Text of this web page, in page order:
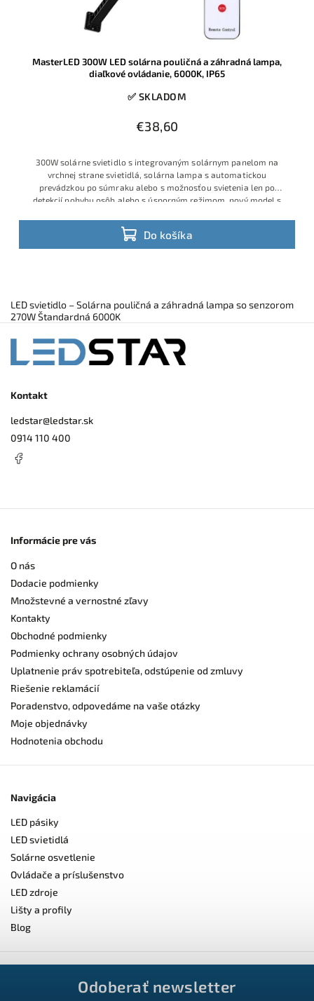
MasterLED 300W LED solárna pouličná a záhradná lampa,
diaľkové ovládanie, 6000K, IP65
✅ SKLADOM
€38,60
Do košíka
300W solárne svietidlo s integrovaným solárnym panelom na
vrchnej strane svietidlá, solárna lampa s automatickou
prevádzkou po súmraku alebo s možnosťou svietenia len po
detekcií pohybu osôb alebo s úsporným režimom, nový model s
LED svietidlo – Solárna pouličná a záhradná lampa so senzorom
270W Štandardná 6000K
Kontakt
ledstar@ledstar.sk
0914 110 400
Informácie pre vás
O nás
Dodacie podmienky
Množstevné a vernostné zľavy
Kontakty
Obchodné podmienky
Podmienky ochrany osobných údajov
Uplatnenie práv spotrebiteľa, odstúpenie od zmluvy
Riešenie reklamácií
Poradenstvo, odpovedáme na vaše otázky
Moje objednávky
Hodnotenia obchodu
Navigácia
LED pásiky
LED svietidlá
Solárne osvetlenie
Ovládače a príslušenstvo
LED zdroje
Lišty a profily
Blog
Odoberať newsletter